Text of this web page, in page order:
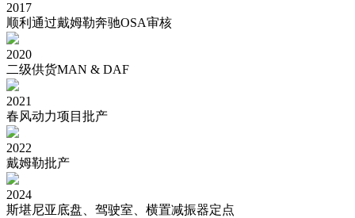
2017
顺利通过戴姆勒奔驰OSA审核
2020
二级供货MAN & DAF
2021
春风动力项目批产
2022
戴姆勒批产
2024
斯堪尼亚底盘、驾驶室、横置减振器定点